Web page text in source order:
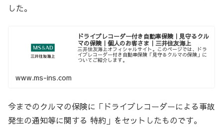
した。
ドライブレコーダー付き自動車保険｜見守るクル
マの保険｜個人のお客さま｜三井住友海上
三井住友海上オフィシャルサイト。このページでは、ドラ
イブレコーダー付き自動車保険「見守るクルマの保険」に
ついてご紹介します。
www.ms-ins.com
今までのクルマの保険に「ドライブレコーダーによる事故
発生の通知等に関する 特約」をセットしたものです。